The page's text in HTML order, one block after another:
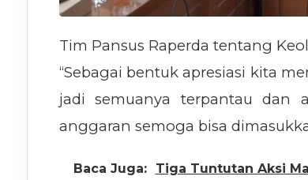
Tim Pansus Raperda tentang
“Sebagai bentuk apresiasi kita
jadi semuanya terpantau dan
anggaran semoga bisa
Baca Juga:
Tiga Tuntutan Aksi